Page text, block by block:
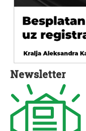
Newsletter